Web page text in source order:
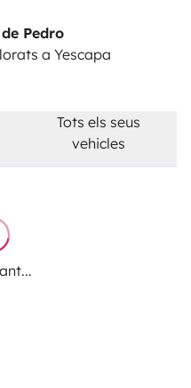
Pedro
a Yescapa
Tots els seus
vehicles